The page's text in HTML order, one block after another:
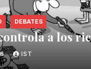
DEBATES
a los
IST